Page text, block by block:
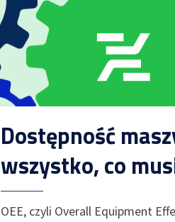
Dostępność
wszystko, co
OEE, czyli Overall Equipment